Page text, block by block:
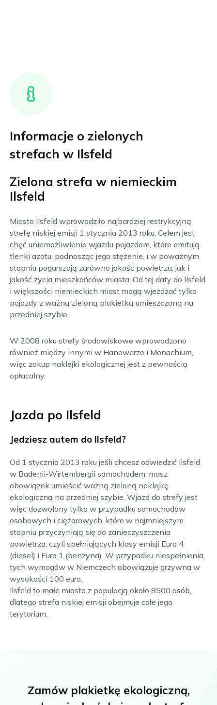
Informacje o zielonych
strefach w Ilsfeld
Zielona strefa w niemieckim
Ilsfeld
Miasto Ilsfeld wprowadziło najbardziej restrykcyjną
strefę niskiej emisji 1 stycznia 2013 roku. Celem jest
chęć uniemożliwienia wjazdu pojazdom, które emitują
tlenki azotu, podnosząc jego stężenie, i w poważnym
stopniu pogarszają zarówno jakość powietrza, jak i
jakość życia mieszkańców miasta. Od tej daty do Ilsfeld
i większości niemieckich miast mogą wjeżdżać tylko
pojazdy z ważną zieloną plakietką umieszczoną na
przedniej szybie.
W 2008 roku strefy środowiskowe wprowadzono
również między innymi w Hanowerze i Monachium,
więc zakup naklejki ekologicznej jest z pewnością
opłacalny.
Jazda po Ilsfeld
Jedziesz autem do Ilsfeld?
Od 1 stycznia 2013 roku jeśli chcesz odwiedzić Ilsfeld
w Badenii-Wirtembergii samochodem, masz
obowiązek umieścić ważną zieloną naklejkę
ekologiczną na przedniej szybie. Wjazd do strefy jest
więc dozwolony tylko w przypadku samochodów
osobowych i ciężarowych, które w najmniejszym
stopniu przyczyniają się do zanieczyszczenia
powietrza, czyli spełniających klasy emisji Euro 4
(diesel) i Euro 1 (benzyna). W przypadku niespełnienia
tych wymogów w Niemczech obowiązuje grzywna w
wysokości 100 euro.
Ilsfeld to małe miasto z populacją około 8500 osób,
dlatego strefa niskiej emisji obejmuje całe jego
terytorium.
Zamów plakietkę ekologiczną,